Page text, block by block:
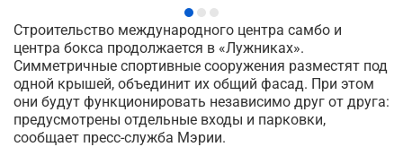
Строительство международного центра самбо и
центра бокса продолжается в «Лужниках».
Симметричные спортивные сооружения разместят под
одной крышей, объединит их общий фасад. При этом
они будут функционировать независимо друг от друга:
предусмотрены отдельные входы и парковки,
сообщает пресс-служба Мэрии.